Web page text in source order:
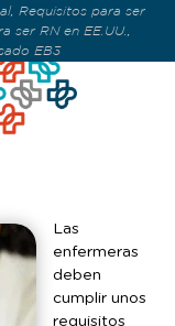
Requisitos para ser
ser RN en EE.UU.
EB3
Las
enfermeras
deben
cumplir unos
requisitos